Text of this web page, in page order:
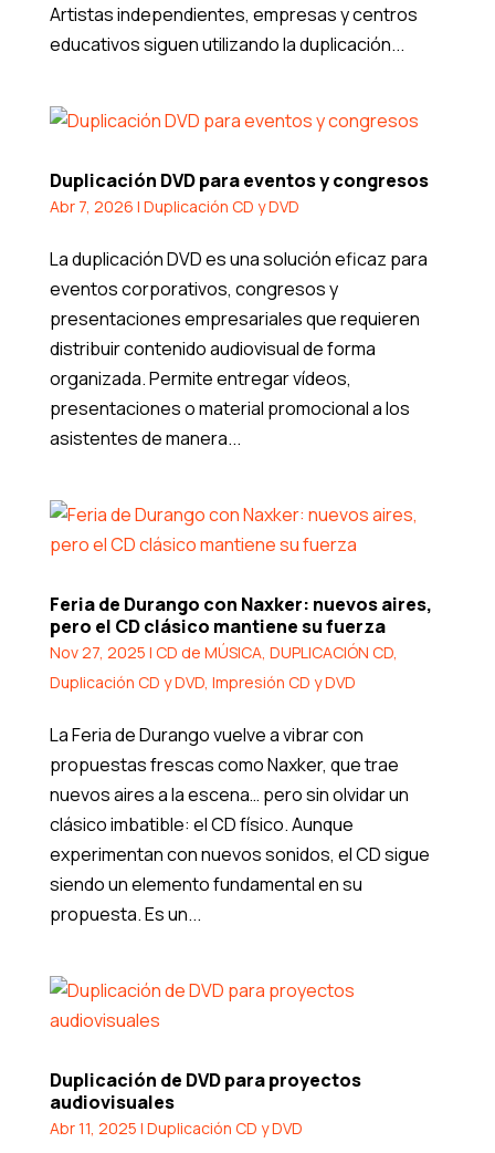
Artistas independientes, empresas y centros
educativos siguen utilizando la duplicación...
Duplicación DVD para eventos y congresos
Abr 7, 2026 | Duplicación CD y DVD
La duplicación DVD es una solución eficaz para
eventos corporativos, congresos y
presentaciones empresariales que requieren
distribuir contenido audiovisual de forma
organizada. Permite entregar vídeos,
presentaciones o material promocional a los
asistentes de manera...
Feria de Durango con Naxker: nuevos aires,
pero el CD clásico mantiene su fuerza
Nov 27, 2025 | CD de MÚSICA, DUPLICACIÓN CD,
Duplicación CD y DVD, Impresión CD y DVD
La Feria de Durango vuelve a vibrar con
propuestas frescas como Naxker, que trae
nuevos aires a la escena… pero sin olvidar un
clásico imbatible: el CD físico. Aunque
experimentan con nuevos sonidos, el CD sigue
siendo un elemento fundamental en su
propuesta. Es un...
Duplicación de DVD para proyectos
audiovisuales
Abr 11, 2025 | Duplicación CD y DVD